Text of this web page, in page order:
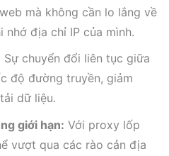
mà không cần lo lắng về
địa chỉ IP của mình.
Sự chuyển đổi liên tục giữa
độ đường truyền, giảm
dữ liệu.
giới hạn: Với proxy lốp
vượt qua các rào cản địa